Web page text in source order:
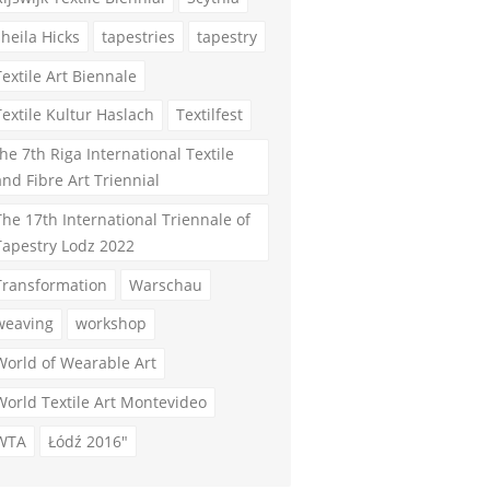
Hicks
tapestries
tapestry
Art Biennale
Kultur Haslach
Textilfest
7th Riga International Textile
Fibre Art Triennial
17th International Triennale of
Lodz 2022
Warschau
workshop
of Wearable Art
Textile Art Montevideo
Łódź 2016"